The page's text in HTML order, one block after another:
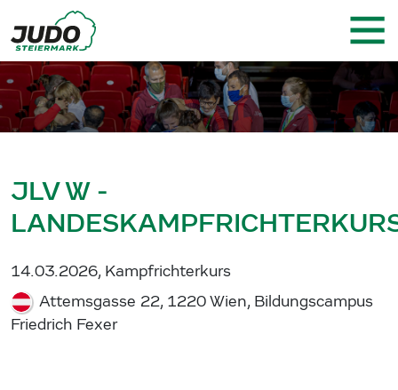
JLV W -
14.03.2026, Kampfrichterkurs
Attemsgasse 22, 1220 Wien, Bildungscampus
Friedrich Fexer